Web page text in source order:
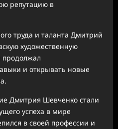
репутацию в
труда и таланта Дмитрий
художественную
и открывать новые
Дмитрия Шевченко стали
успеха в мире
в своей профессии и